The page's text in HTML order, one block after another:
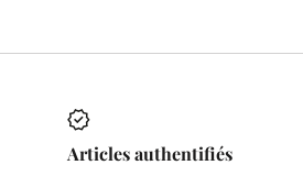
Articles authentifiés